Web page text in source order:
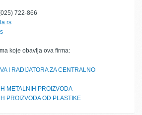
722-866
koje obavlja ova firma:
I RADIJATORA ZA CENTRALNO
METALNIH PROIZVODA
PROIZVODA OD PLASTIKE